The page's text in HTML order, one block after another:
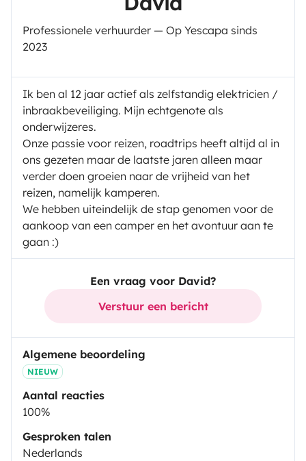
Professionele verhuurder — Op Yescapa sinds
2023
Ik ben al 12 jaar actief als zelfstandig elektricien /
inbraakbeveiliging. Mijn echtgenote als
onderwijzeres.
Onze passie voor reizen, roadtrips heeft altijd al in
ons gezeten maar de laatste jaren alleen maar
verder doen groeien naar de vrijheid van het
reizen, namelijk kamperen.
We hebben uiteindelijk de stap genomen voor de
aankoop van een camper en het avontuur aan te
gaan :)
Een vraag voor David?
Verstuur een bericht
Algemene beoordeling
NIEUW
Aantal reacties
100%
Gesproken talen
Nederlands